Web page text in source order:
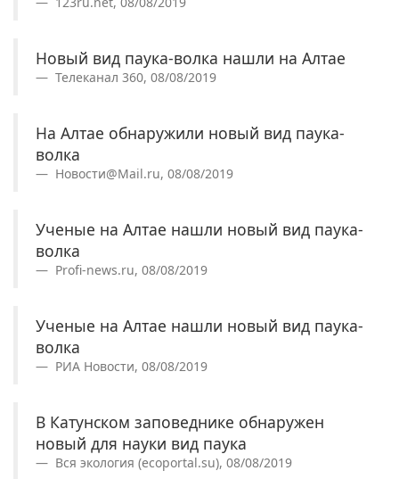
Новый вид паука-волка нашли на Алтае
Телеканал 360, 08/08/2019
На Алтае обнаружили новый вид паука-
волка
Новости@Mail.ru, 08/08/2019
Ученые на Алтае нашли новый вид паука-
волка
Profi-news.ru, 08/08/2019
Ученые на Алтае нашли новый вид паука-
волка
РИА Новости, 08/08/2019
В Катунском заповеднике обнаружен
новый для науки вид паука
Вся экология (ecoportal.su), 08/08/2019